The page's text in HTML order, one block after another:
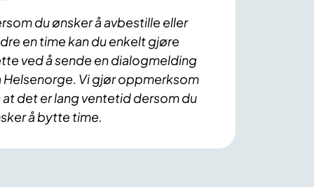
du ønsker å avbestille eller
en time kan du enkelt gjøre
ved å sende en dialogmelding
Helsenorge. Vi gjør oppmerksom
at det er lang ventetid dersom du
å bytte time.